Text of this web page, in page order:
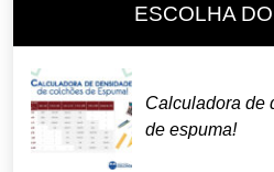
ESCOLHA
Calculadora de
de espuma!